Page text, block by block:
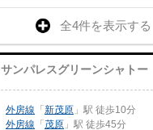
全4件を表示する
サンパレスグリーンシャトー
外房線 「 新茂原 」駅 徒歩10分
外房線 「 茂原 」駅 徒歩45分